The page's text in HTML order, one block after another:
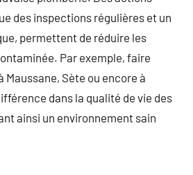
des inspections régulières et un
permettent de réduire les
Par exemple, faire
Maussane, Sète ou encore à
dans la qualité de vie des
ainsi un environnement sain